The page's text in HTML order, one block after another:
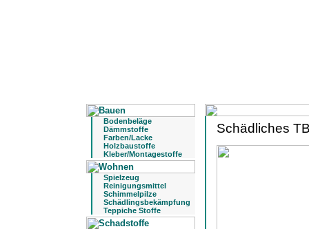
Bodenbeläge
Dämmstoffe
Farben/Lacke
Holzbaustoffe
Kleber/Montagestoffe
Spielzeug
Reinigungsmittel
Schimmelpilze
Schädlingsbekämpfung
Teppiche Stoffe
Schädliches